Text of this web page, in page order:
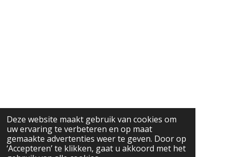
Deze website maakt gebruik van cookies om
uw ervaring te verbeteren en op maat
gemaakte advertenties weer te geven. Door op
‘Accepteren’ te klikken, gaat u akkoord met het